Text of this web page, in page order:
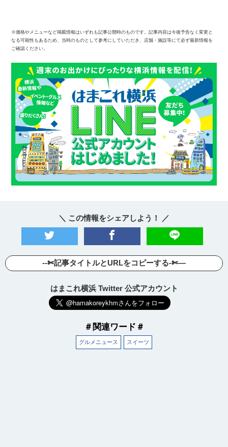
※価格やメニューなど掲載情報はいずれも記事公開時のものです。記事内容は今後予告なく変更と
なる可能性もあるため、当時のものとして参考にしていただき、店舗・施設等にて必ず最新情報を
ご確認ください。
＼ この情報をシェアしよう！ ／
--✄記事タイトルとURLをコピーする-✄—
はまこれ横浜 Twitter 公式アカウント
＃関連ワード＃
グルメニュース スイーツ